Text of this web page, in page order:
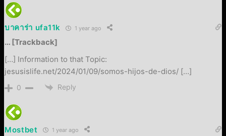
บาคาร่า ufa11k 1 year ago
… [Trackback]
[…] Information to that Topic:
jesusislife.net/2024/01/09/somos-hijos-de-dios/ […]
0 Reply
Mostbet 1 year ago